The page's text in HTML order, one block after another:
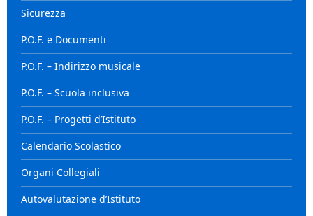
Sicurezza
P.O.F. e Documenti
P.O.F. – Indirizzo musicale
P.O.F. – Scuola inclusiva
P.O.F. – Progetti d’Istituto
Calendario Scolastico
Organi Collegiali
Autovalutazione d’Istituto